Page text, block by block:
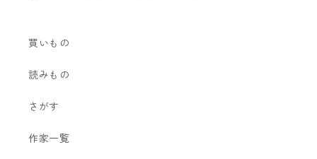
買いもの
読みもの
さがす
作家一覧